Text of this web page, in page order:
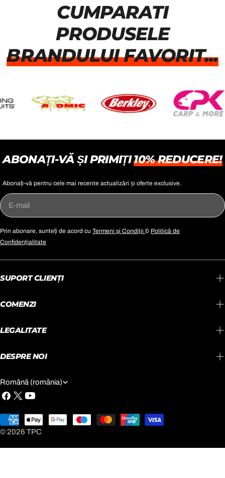
CUMPARATI
PRODUSELE
BRANDULUI FAVORIT...
ABONAȚI-VĂ ȘI PRIMIȚI10% REDUCERE!
Abonați-vă pentru cele mai recente actualizări și oferte exclusive.
E-
mail
Prin abonare, sunteți de acord cu Termeni şi Condiţii & Politică de
Confidenţialitate
SUPORT CLIENŢI
COMENZI
LEGALITATE
DESPRE NOI
L
I
M
B
A
Română (românia)
Facebook
X
YouTube
© 2026 TPC
Metode
de